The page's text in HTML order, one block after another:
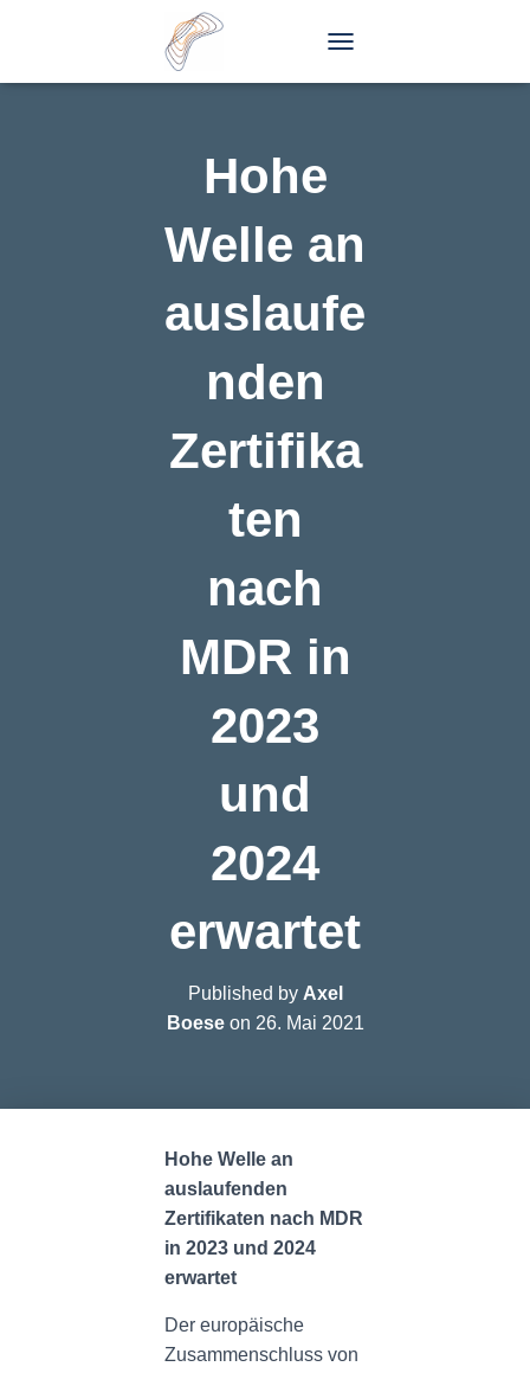
O
V
I
A
T
Hohe
Welle an
auslaufe
nden
Zertifika
ten
nach
MDR in
2023
und
2024
erwartet
Published by Axel
Boeseon 26. Mai 2021
Hohe Welle an
auslaufenden
Zertifikaten nach MDR
in 2023 und 2024
erwartet
Der europäische
Zusammenschluss von